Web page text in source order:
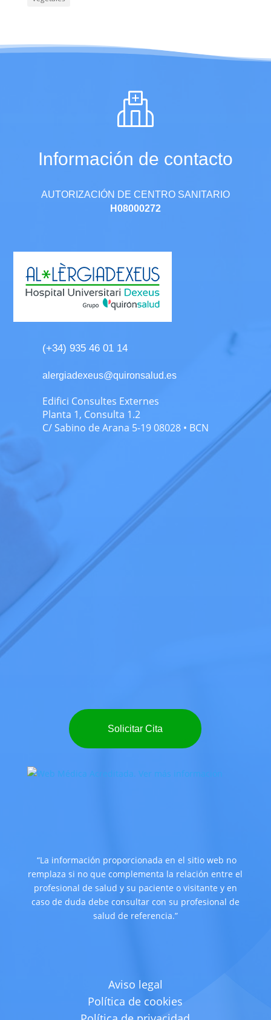
Información de contacto
AUTORIZACIÓN DE CENTRO SANITARIO
H08000272
(+34) 935 46 01 14
alergiadexeus@quironsalud.es
Edifici Consultes Externes
Planta 1, Consulta 1.2
C/ Sabino de Arana 5-19 08028 • BCN
Solicitar Cita
“La información proporcionada en el sitio web no
remplaza si no que complementa la relación entre el
profesional de salud y su paciente o visitante y en
caso de duda debe consultar con su profesional de
salud de referencia.”
Aviso legal
Política de cookies